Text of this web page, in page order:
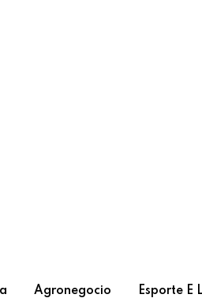
Agronegocio Esporte E